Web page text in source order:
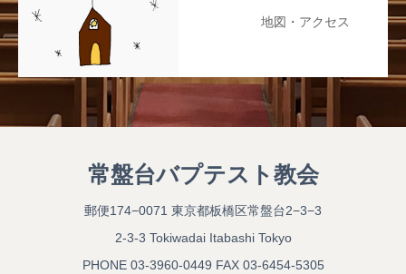
地図・アクセス
常盤台バプテスト教会
郵便174−0071 東京都板橋区常盤台2−3−3
2-3-3 Tokiwadai Itabashi Tokyo
PHONE 03-3960-0449 FAX 03-6454-5305